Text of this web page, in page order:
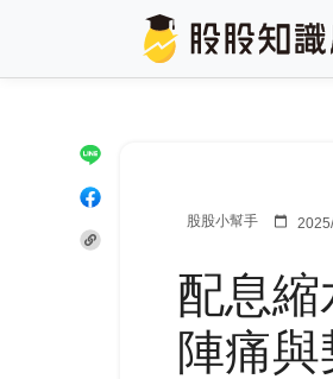
股股小幫手
配息
陣痛與